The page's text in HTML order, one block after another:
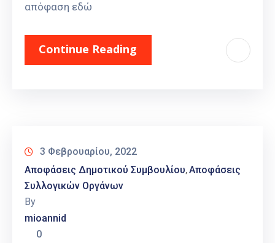
απόφαση εδώ
Continue Reading
3 Φεβρουαρίου, 2022
Αποφάσεις Δημοτικού Συμβουλίου‚Αποφάσεις
Συλλογικών Οργάνων
By
mioannid
0